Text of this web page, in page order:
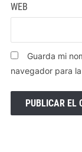
WEB
Guarda mi
navegador para